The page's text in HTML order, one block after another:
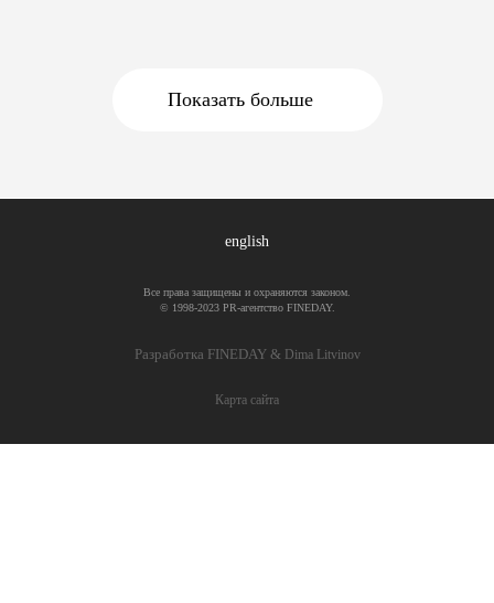
Показать больше
english
Все права защищены и охраняются законом.
© 1998-2023 PR-агентство FINEDAY.
Разработка FINEDAY & Dima Litvinov
Карта сайта